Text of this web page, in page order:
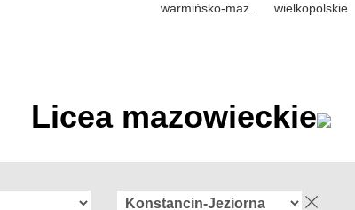
warmińsko-maz. wielkopolskie
Licea mazowieckie